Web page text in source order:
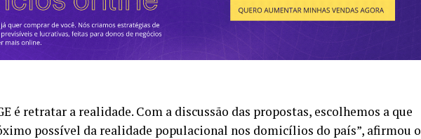
é retratar a realidade. Com a discussão das propostas, escolhemos a que
possível da realidade populacional nos domicílios do país”, afirmou o